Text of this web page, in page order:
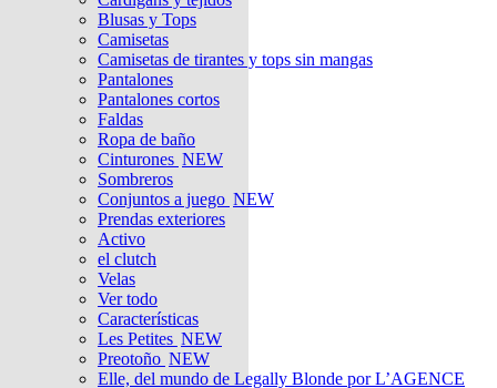
Blusas y Tops
Camisetas
Camisetas de tirantes y tops sin mangas
Pantalones
Pantalones cortos
Faldas
Ropa de baño
Cinturones NEW
Sombreros
Conjuntos a juego NEW
Prendas exteriores
Activo
el clutch
Velas
Ver todo
Características
Les Petites NEW
Preotoño NEW
Elle, del mundo de Legally Blonde por L’AGENCE